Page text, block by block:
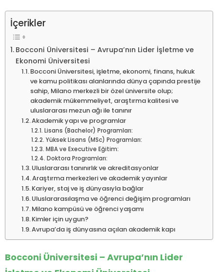
İçerikler
Bocconi Üniversitesi – Avrupa’nın Lider İşletme ve
Ekonomi Üniversitesi
Bocconi Üniversitesi, işletme, ekonomi, finans, hukuk
ve kamu politikası alanlarında dünya çapında prestije
sahip, Milano merkezli bir özel üniversite olup;
akademik mükemmeliyet, araştırma kalitesi ve
uluslararası mezun ağı ile tanınır
Akademik yapı ve programlar
Lisans (Bachelor) Programları:
Yüksek Lisans (MSc) Programları:
MBA ve Executive Eğitim:
Doktora Programları:
Uluslararası tanınırlık ve akreditasyonlar
Araştırma merkezleri ve akademik yayınlar
Kariyer, staj ve iş dünyasıyla bağlar
Uluslararasılaşma ve öğrenci değişim programları
Milano kampüsü ve öğrenci yaşamı
Kimler için uygun?
Avrupa’da iş dünyasına açılan akademik kapı
Bocconi Üniversitesi – Avrupa’nın Lider